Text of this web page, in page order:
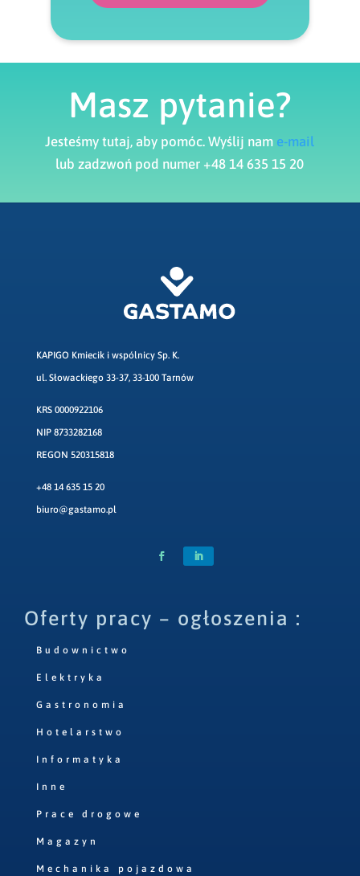
Masz pytanie?
Jesteśmy tutaj, aby pomóc. Wyślij nam e-mail
lub zadzwoń pod numer +48 14 635 15 20
KAPIGO Kmiecik i wspólnicy Sp. K.
ul. Słowackiego 33-37, 33-100 Tarnów
KRS 0000922106
NIP 8733282168
REGON 520315818
+48 14 635 15 20
biuro@gastamo.pl
Oferty pracy – ogłoszenia :
Budownictwo
Elektryka
Gastronomia
Hotelarstwo
Informatyka
Inne
Prace drogowe
Magazyn
Mechanika pojazdowa